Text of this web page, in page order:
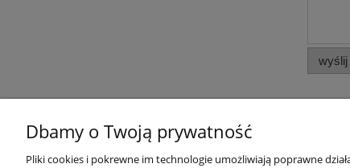
wyślij
Pomoc Moje konto
Dbamy o Twoją prywatność
Pliki cookies i pokrewne im technologie umożliwiają poprawne